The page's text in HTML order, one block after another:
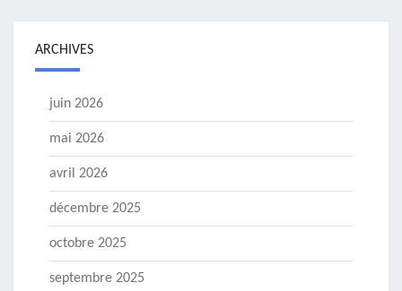
ARCHIVES
juin 2026
mai 2026
avril 2026
décembre 2025
octobre 2025
septembre 2025